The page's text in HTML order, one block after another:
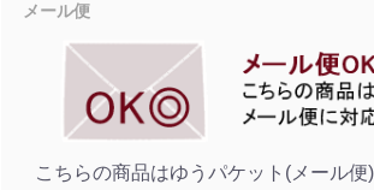
メール便
こちらの商品はゆうパケット(メール便